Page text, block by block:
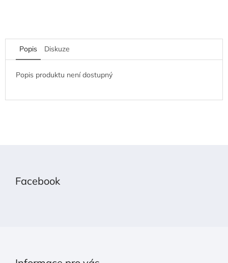
Popis Diskuze
Popis produktu není dostupný
Facebook